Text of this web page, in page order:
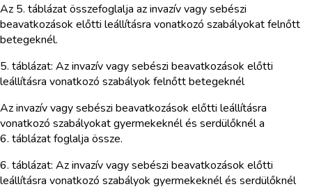
Az 5. táblázat összefoglalja az invazív vagy sebészi
beavatkozások előtti leállításra vonatkozó szabályokat felnőtt
betegeknél.
5. táblázat: Az invazív vagy sebészi beavatkozások előtti
leállításra vonatkozó szabályok felnőtt betegeknél
Az invazív vagy sebészi beavatkozások előtti leállításra
vonatkozó szabályokat gyermekeknél és serdülőknél a
6. táblázat foglalja össze.
6. táblázat: Az invazív vagy sebészi beavatkozások előtti
leállításra vonatkozó szabályok gyermekeknél és serdülőknél